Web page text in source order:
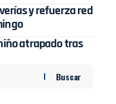
y refuerza red
atrapado tras
Buscar